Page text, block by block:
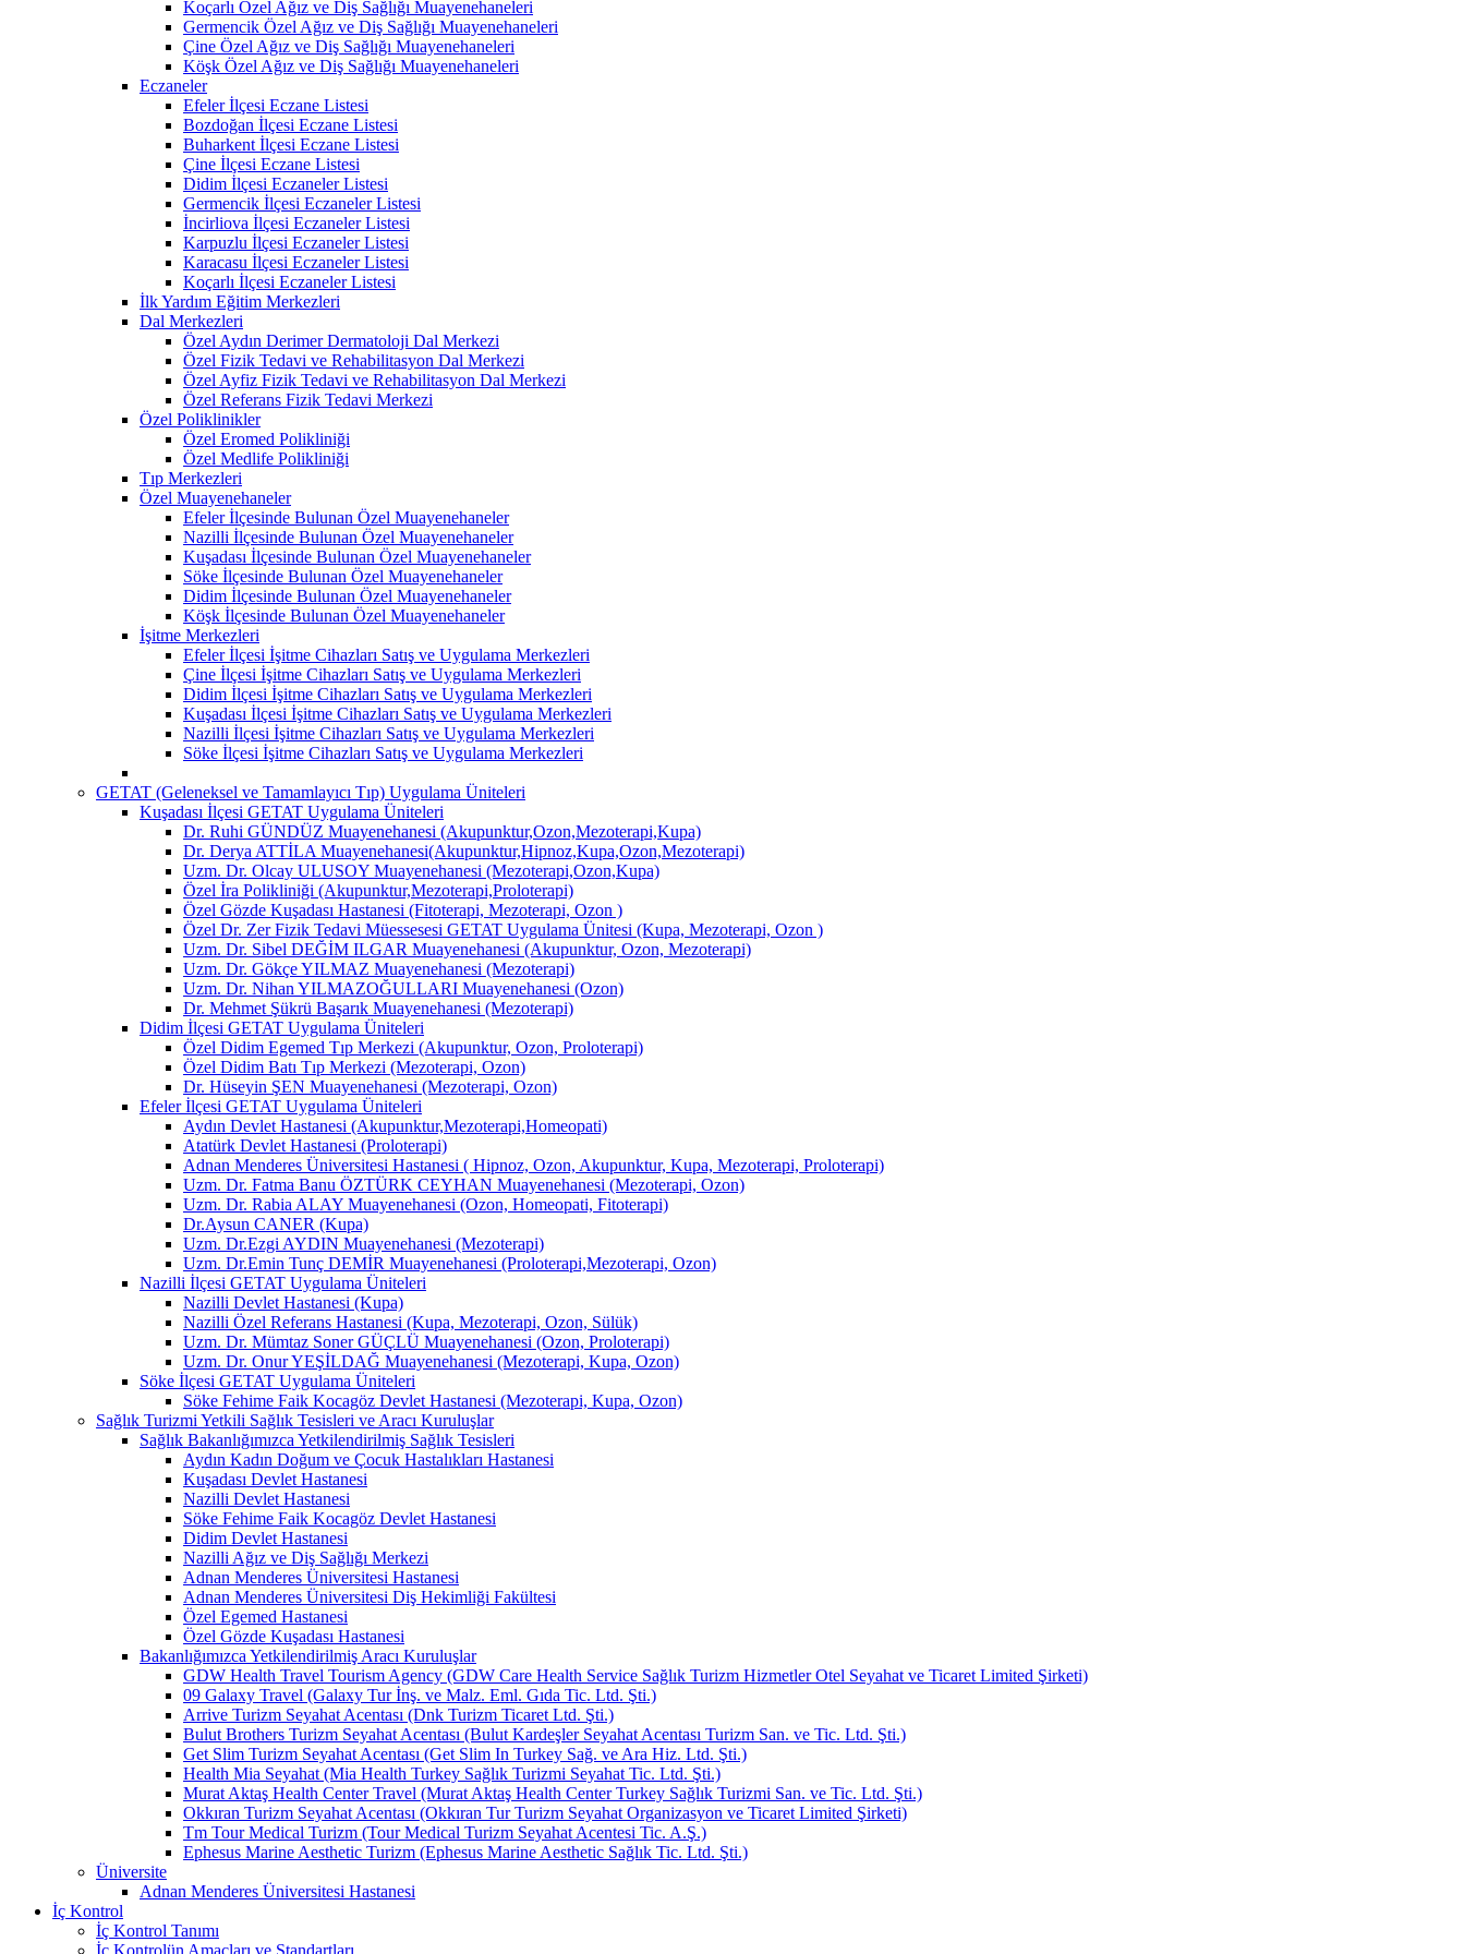
Koçarlı Özel Ağız ve Diş Sağlığı Muayenehaneleri
Germencik Özel Ağız ve Diş Sağlığı Muayenehaneleri
Çine Özel Ağız ve Diş Sağlığı Muayenehaneleri
Köşk Özel Ağız ve Diş Sağlığı Muayenehaneleri
Eczaneler
Efeler İlçesi Eczane Listesi
Bozdoğan İlçesi Eczane Listesi
Buharkent İlçesi Eczane Listesi
Çine İlçesi Eczane Listesi
Didim İlçesi Eczaneler Listesi
Germencik İlçesi Eczaneler Listesi
İncirliova İlçesi Eczaneler Listesi
Karpuzlu İlçesi Eczaneler Listesi
Karacasu İlçesi Eczaneler Listesi
Koçarlı İlçesi Eczaneler Listesi
İlk Yardım Eğitim Merkezleri
Dal Merkezleri
Özel Aydın Derimer Dermatoloji Dal Merkezi
Özel Fizik Tedavi ve Rehabilitasyon Dal Merkezi
Özel Ayfiz Fizik Tedavi ve Rehabilitasyon Dal Merkezi
Özel Referans Fizik Tedavi Merkezi
Özel Poliklinikler
Özel Eromed Polikliniği
Özel Medlife Polikliniği
Tıp Merkezleri
Özel Muayenehaneler
Efeler İlçesinde Bulunan Özel Muayenehaneler
Nazilli İlçesinde Bulunan Özel Muayenehaneler
Kuşadası İlçesinde Bulunan Özel Muayenehaneler
Söke İlçesinde Bulunan Özel Muayenehaneler
Didim İlçesinde Bulunan Özel Muayenehaneler
Köşk İlçesinde Bulunan Özel Muayenehaneler
İşitme Merkezleri
Efeler İlçesi İşitme Cihazları Satış ve Uygulama Merkezleri
Çine İlçesi İşitme Cihazları Satış ve Uygulama Merkezleri
Didim İlçesi İşitme Cihazları Satış ve Uygulama Merkezleri
Kuşadası İlçesi İşitme Cihazları Satış ve Uygulama Merkezleri
Nazilli İlçesi İşitme Cihazları Satış ve Uygulama Merkezleri
Söke İlçesi İşitme Cihazları Satış ve Uygulama Merkezleri
GETAT (Geleneksel ve Tamamlayıcı Tıp) Uygulama Üniteleri
Kuşadası İlçesi GETAT Uygulama Üniteleri
Dr. Ruhi GÜNDÜZ Muayenehanesi (Akupunktur,Ozon,Mezoterapi,Kupa)
Dr. Derya ATTİLA Muayenehanesi(Akupunktur,Hipnoz,Kupa,Ozon,Mezoterapi)
Uzm. Dr. Olcay ULUSOY Muayenehanesi (Mezoterapi,Ozon,Kupa)
Özel İra Polikliniği (Akupunktur,Mezoterapi,Proloterapi)
Özel Gözde Kuşadası Hastanesi (Fitoterapi, Mezoterapi, Ozon )
Özel Dr. Zer Fizik Tedavi Müessesesi GETAT Uygulama Ünitesi (Kupa, Mezoterapi, Ozon )
Uzm. Dr. Sibel DEĞİM ILGAR Muayenehanesi (Akupunktur, Ozon, Mezoterapi)
Uzm. Dr. Gökçe YILMAZ Muayenehanesi (Mezoterapi)
Uzm. Dr. Nihan YILMAZOĞULLARI Muayenehanesi (Ozon)
Dr. Mehmet Şükrü Başarık Muayenehanesi (Mezoterapi)
Didim İlçesi GETAT Uygulama Üniteleri
Özel Didim Egemed Tıp Merkezi (Akupunktur, Ozon, Proloterapi)
Özel Didim Batı Tıp Merkezi (Mezoterapi, Ozon)
Dr. Hüseyin ŞEN Muayenehanesi (Mezoterapi, Ozon)
Efeler İlçesi GETAT Uygulama Üniteleri
Aydın Devlet Hastanesi (Akupunktur,Mezoterapi,Homeopati)
Atatürk Devlet Hastanesi (Proloterapi)
Adnan Menderes Üniversitesi Hastanesi ( Hipnoz, Ozon, Akupunktur, Kupa, Mezoterapi, Proloterapi)
Uzm. Dr. Fatma Banu ÖZTÜRK CEYHAN Muayenehanesi (Mezoterapi, Ozon)
Uzm. Dr. Rabia ALAY Muayenehanesi (Ozon, Homeopati, Fitoterapi)
Dr.Aysun CANER (Kupa)
Uzm. Dr.Ezgi AYDIN Muayenehanesi (Mezoterapi)
Uzm. Dr.Emin Tunç DEMİR Muayenehanesi (Proloterapi,Mezoterapi, Ozon)
Nazilli İlçesi GETAT Uygulama Üniteleri
Nazilli Devlet Hastanesi (Kupa)
Nazilli Özel Referans Hastanesi (Kupa, Mezoterapi, Ozon, Sülük)
Uzm. Dr. Mümtaz Soner GÜÇLÜ Muayenehanesi (Ozon, Proloterapi)
Uzm. Dr. Onur YEŞİLDAĞ Muayenehanesi (Mezoterapi, Kupa, Ozon)
Söke İlçesi GETAT Uygulama Üniteleri
Söke Fehime Faik Kocagöz Devlet Hastanesi (Mezoterapi, Kupa, Ozon)
Sağlık Turizmi Yetkili Sağlık Tesisleri ve Aracı Kuruluşlar
Sağlık Bakanlığımızca Yetkilendirilmiş Sağlık Tesisleri
Aydın Kadın Doğum ve Çocuk Hastalıkları Hastanesi
Kuşadası Devlet Hastanesi
Nazilli Devlet Hastanesi
Söke Fehime Faik Kocagöz Devlet Hastanesi
Didim Devlet Hastanesi
Nazilli Ağız ve Diş Sağlığı Merkezi
Adnan Menderes Üniversitesi Hastanesi
Adnan Menderes Üniversitesi Diş Hekimliği Fakültesi
Özel Egemed Hastanesi
Özel Gözde Kuşadası Hastanesi
Bakanlığımızca Yetkilendirilmiş Aracı Kuruluşlar
GDW Health Travel Tourism Agency (GDW Care Health Service Sağlık Turizm Hizmetler Otel Seyahat ve Ticaret Limited Şirketi)
09 Galaxy Travel (Galaxy Tur İnş. ve Malz. Eml. Gıda Tic. Ltd. Şti.)
Arrive Turizm Seyahat Acentası (Dnk Turizm Ticaret Ltd. Şti.)
Bulut Brothers Turizm Seyahat Acentası (Bulut Kardeşler Seyahat Acentası Turizm San. ve Tic. Ltd. Şti.)
Get Slim Turizm Seyahat Acentası (Get Slim In Turkey Sağ. ve Ara Hiz. Ltd. Şti.)
Health Mia Seyahat (Mia Health Turkey Sağlık Turizmi Seyahat Tic. Ltd. Şti.)
Murat Aktaş Health Center Travel (Murat Aktaş Health Center Turkey Sağlık Turizmi San. ve Tic. Ltd. Şti.)
Okkıran Turizm Seyahat Acentası (Okkıran Tur Turizm Seyahat Organizasyon ve Ticaret Limited Şirketi)
Tm Tour Medical Turizm (Tour Medical Turizm Seyahat Acentesi Tic. A.Ş.)
Ephesus Marine Aesthetic Turizm (Ephesus Marine Aesthetic Sağlık Tic. Ltd. Şti.)
Üniversite
Adnan Menderes Üniversitesi Hastanesi
İç Kontrol
İç Kontrol Tanımı
İç Kontrolün Amaçları ve Standartları